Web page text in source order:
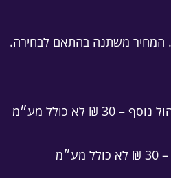
המחיר משתנה בהתאם לבחירה.
₪ לא כולל מע״מ